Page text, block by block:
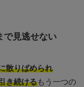
で見逃せない
散りばめられ
き続けるもう一つの